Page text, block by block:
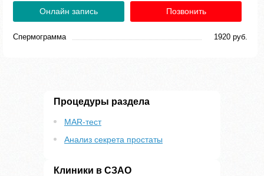
Онлайн запись Позвонить
Спермограмма 1920 руб.
Процедуры раздела
MAR-тест
Анализ секрета простаты
Клиники в СЗАО